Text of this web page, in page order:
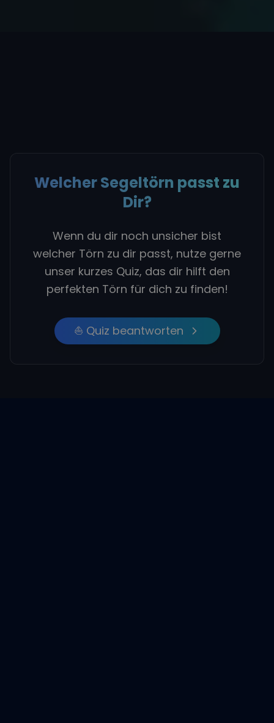
Welcher Segeltörn passt zu
Dir?
Wenn du dir noch unsicher bist
welcher Törn zu dir passt, nutze gerne
unser kurzes Quiz, das dir hilft den
perfekten Törn für dich zu finden!
⛵ Quiz beantworten